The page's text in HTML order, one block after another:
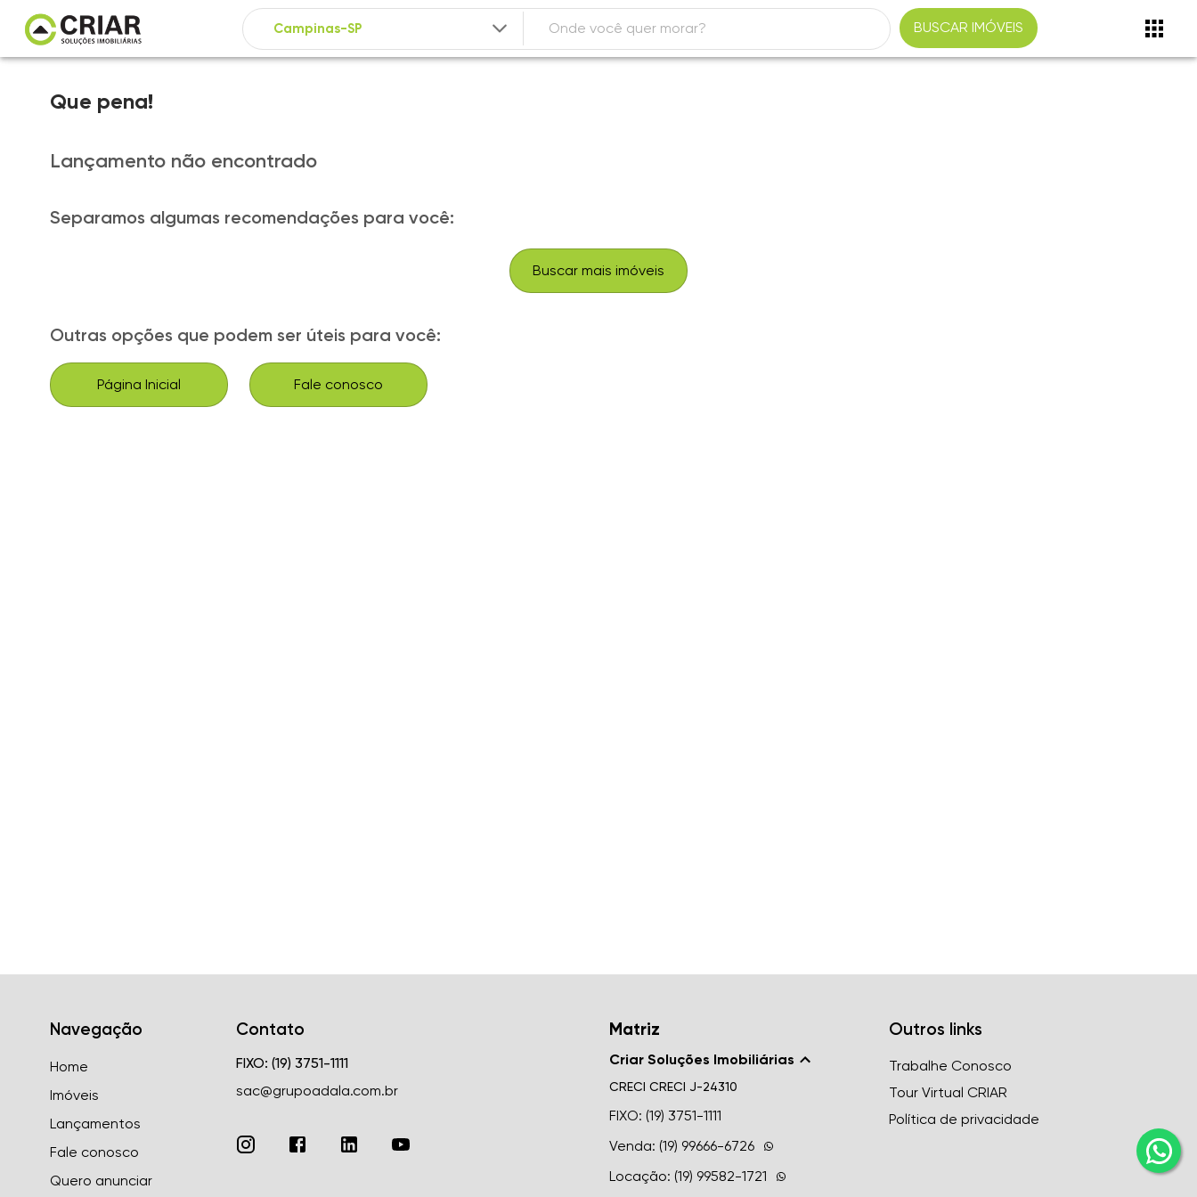
BUSCAR IMÓVEIS
Que pena!
Lançamento não encontrado
Separamos algumas recomendações para você:
Buscar mais imóveis
Outras opções que podem ser úteis para você:
Página Inicial Fale conosco
Navegação
Home
Imóveis
Lançamentos
Fale conosco
Quero anunciar
Contato
FIXO: (19) 3751-1111
sac@grupoadala.com.br
Matriz
Criar Soluções Imobiliárias
CRECI CRECI J-24310
FIXO: (19) 3751-1111
Venda: (19) 99666-6726
Locação: (19) 99582-1721
Outros links
Trabalhe Conosco
Tour Virtual CRIAR
Política de privacidade